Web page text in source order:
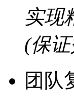
实现
(保
团队